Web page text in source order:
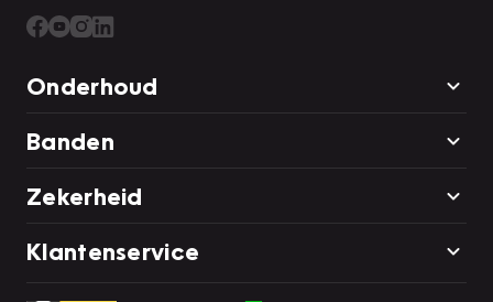
Onderhoud
Banden
Zekerheid
Klantenservice